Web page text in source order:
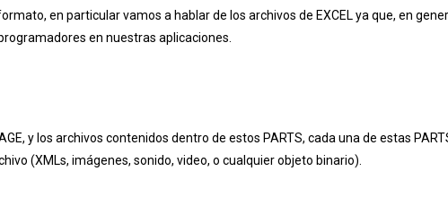
en particular vamos a hablar de los archivos de EXCEL ya que, en
en nuestras aplicaciones.
y los archivos contenidos dentro de estos PARTS, cada una de estas
(XMLs, imágenes, sonido, video, o cualquier objeto binario).